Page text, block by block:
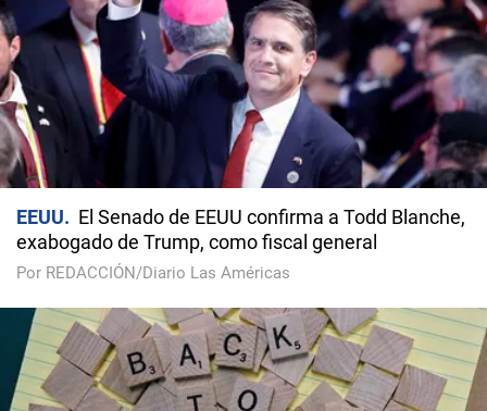
EEUU
El Senado de EEUU confirma a Todd Blanche,
exabogado de Trump, como fiscal general
Por REDACCIÓN/Diario Las Américas